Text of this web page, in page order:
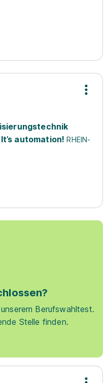
automation! RHEIN-
Berufswahltest.
Stelle finden.